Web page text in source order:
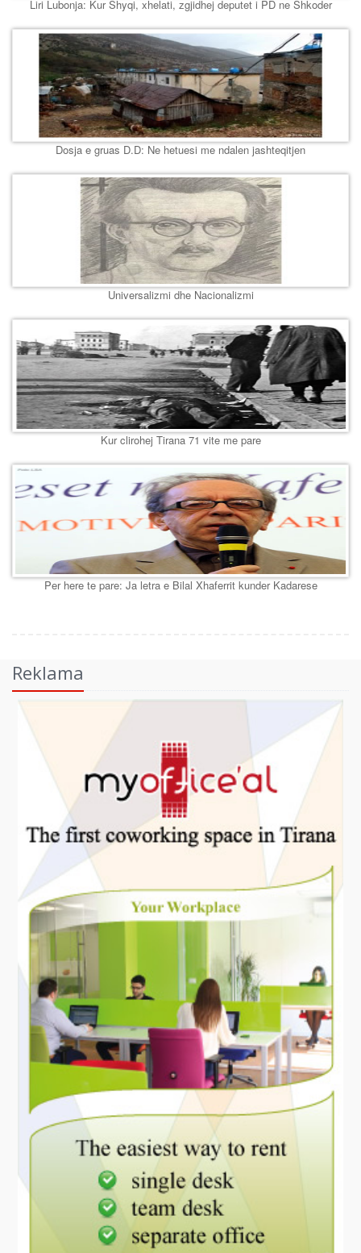
Liri Lubonja: Kur Shyqi, xhelati, zgjidhej deputet i PD ne Shkoder
Dosja e gruas D.D: Ne hetuesi me ndalen jashteqitjen
Universalizmi dhe Nacionalizmi
Kur clirohej Tirana 71 vite me pare
Per here te pare: Ja letra e Bilal Xhaferrit kunder Kadarese
Reklama